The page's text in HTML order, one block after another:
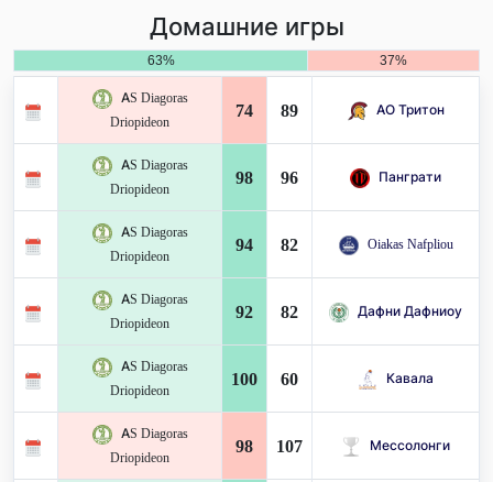
Домашние игры
63% 37%
AS Diagoras
Driopideon
74 89 АО Тритон
AS Diagoras
Driopideon
98 96 Панграти
AS Diagoras
Driopideon
94 82 Oiakas Nafpliou
AS Diagoras
Driopideon
92 82 Дафни Дафниоу
AS Diagoras
Driopideon
100 60 Кавала
AS Diagoras
Driopideon
98 107 Мессолонги